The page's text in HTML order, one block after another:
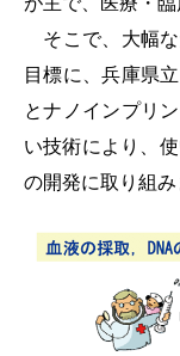
そこで、大幅
目標に、兵庫県
とナノインプリ
い技術により、
の開発に取り組み